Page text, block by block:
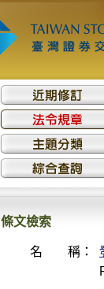
條文檢索
名 稱：